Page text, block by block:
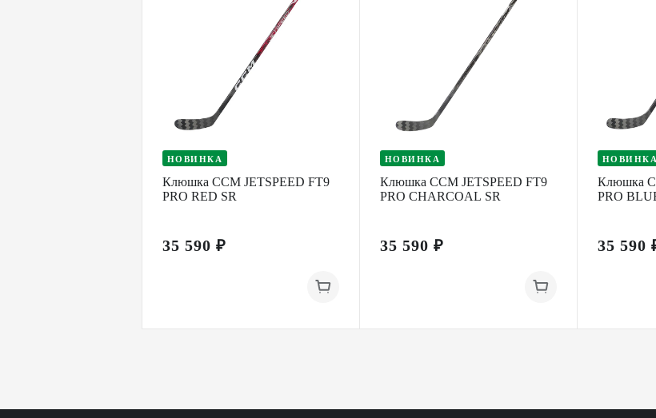
НОВИНКА
Клюшка CCM JETSPEED FT9
PRO RED SR
35 590 ₽
НОВИНКА
Клюшка CCM JETSPEED FT9
PRO CHARCOAL SR
35 590 ₽
НОВИНКА
Клюшка
PRO
35 590